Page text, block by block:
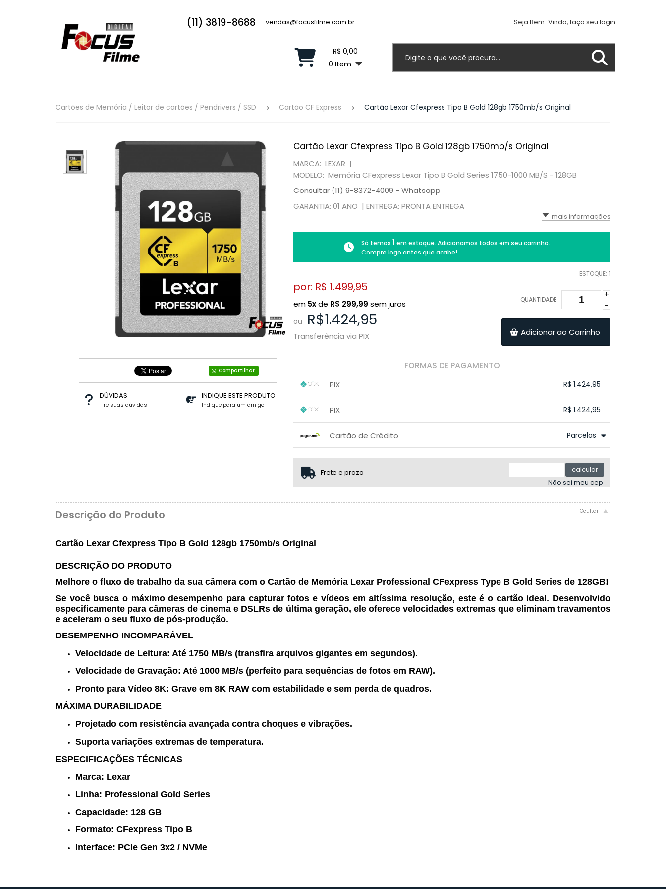
(11) 3819-8688 vendas@focusfilme.com.br Seja Bem-Vindo, faça seu login
R$ 0,00
0 Item
Cartões de Memória / Leitor de cartões / Pendrivers / SSD Cartão CF Express Cartão Lexar Cfexpress Tipo B Gold 128gb 1750mb/s Original
Compartilhar
DÚVIDAS
Tire suas dúvidas
INDIQUE ESTE PRODUTO
Indique para um amigo
Cartão Lexar Cfexpress Tipo B Gold 128gb 1750mb/s Original
MARCA: LEXAR |
MODELO: Memória CFexpress Lexar Tipo B Gold Series 1750-1000 MB/S - 128GB
Consultar (11) 9-8372-4009 - Whatsapp
GARANTIA: 01 ANO | ENTREGA: PRONTA ENTREGA
mais informações
Só temos 1 em estoque. Adicionamos todos em seu carrinho.
Compre logo antes que acabe!
por: R$ 1.499,95
em 5xde R$ 299,99 sem juros
ou R$1.424,95
Transferência via PIX
ESTOQUE: 1
QUANTIDADE
+
-
Adicionar ao Carrinho
FORMAS DE PAGAMENTO
PIX
R$ 1.424,95
PIX
R$ 1.424,95
Cartão de Crédito
Parcelas
3x sem juros de R$ 499,98
.
.
.
.
Frete e prazo
calcular
Não sei meu cep
Descrição do Produto
Cartão Lexar Cfexpress Tipo B Gold 128gb 1750mb/s Original
DESCRIÇÃO DO PRODUTO
Melhore o fluxo de trabalho da sua câmera com o Cartão de Memória Lexar Professional CFexpress Type B Gold Series de 128GB!
Se você busca o máximo desempenho para capturar fotos e vídeos em altíssima resolução, este é o cartão ideal. Desenvolvido
especificamente para câmeras de cinema e DSLRs de última geração, ele oferece velocidades extremas que eliminam travamentos
e aceleram o seu fluxo de pós-produção.
DESEMPENHO INCOMPARÁVEL
Velocidade de Leitura: Até 1750 MB/s (transfira arquivos gigantes em segundos).
Velocidade de Gravação: Até 1000 MB/s (perfeito para sequências de fotos em RAW).
Pronto para Vídeo 8K: Grave em 8K RAW com estabilidade e sem perda de quadros.
MÁXIMA DURABILIDADE
Projetado com resistência avançada contra choques e vibrações.
Suporta variações extremas de temperatura.
ESPECIFICAÇÕES TÉCNICAS
Marca: Lexar
Linha: Professional Gold Series
Capacidade: 128 GB
Formato: CFexpress Tipo B
Interface: PCIe Gen 3x2 / NVMe